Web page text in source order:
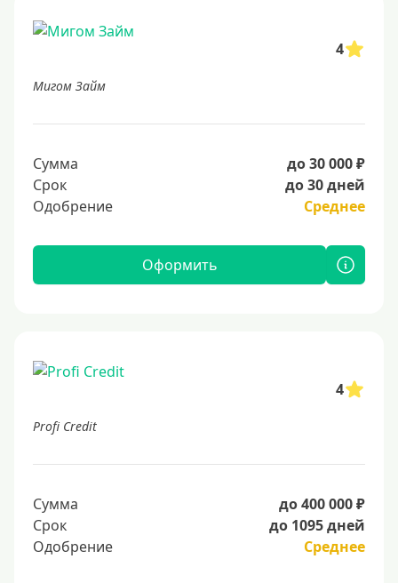
4
Мигом Займ
Сумма
до 30 000 ₽
Срок
до 30 дней
Одобрение
Среднее
Оформить
4
Profi Credit
Сумма
до 400 000 ₽
Срок
до 1095 дней
Одобрение
Среднее